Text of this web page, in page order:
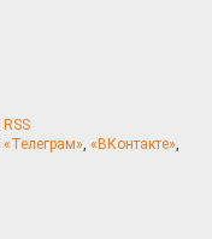
RSS
«Телеграм», «ВКонтакте»,